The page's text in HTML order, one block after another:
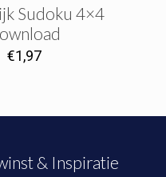
Sudoku 4×4
€1,97
& Inspiratie